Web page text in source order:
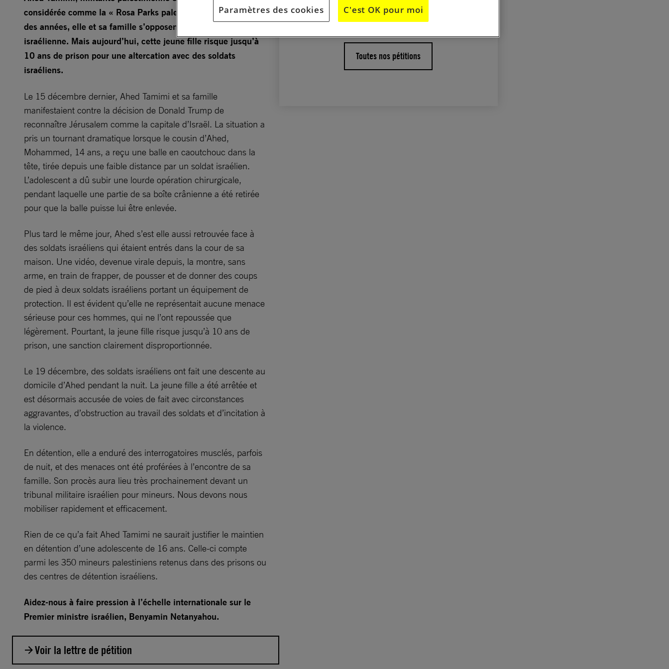
considérée comme la « Rosa Parks palestinienne ». Depuis
des années, elle et sa famille s’opposent à l’occupation
israélienne. Mais aujourd’hui, cette jeune fille risque jusqu’à
10 ans de prison pour une altercation avec des soldats
israéliens.
Le 15 décembre dernier, Ahed Tamimi et sa famille
manifestaient contre la décision de Donald Trump de
reconnaître Jérusalem comme la capitale d’Israël. La situation a
pris un tournant dramatique lorsque le cousin d’Ahed,
Mohammed, 14 ans, a reçu une balle en caoutchouc dans la
tête, tirée depuis une faible distance par un soldat israélien.
L’adolescent a dû subir une lourde opération chirurgicale,
pendant laquelle une partie de sa boîte crânienne a été retirée
pour que la balle puisse lui être enlevée.
Plus tard le même jour, Ahed s’est elle aussi retrouvée face à
des soldats israéliens qui étaient entrés dans la cour de sa
maison. Une vidéo, devenue virale depuis, la montre, sans
arme, en train de frapper, de pousser et de donner des coups
de pied à deux soldats israéliens portant un équipement de
protection. Il est évident qu’elle ne représentait aucune menace
sérieuse pour ces hommes, qui ne l’ont repoussée que
légèrement. Pourtant, la jeune fille risque jusqu’à 10 ans de
prison, une sanction clairement disproportionnée.
Le 19 décembre, des soldats israéliens ont fait une descente au
domicile d’Ahed pendant la nuit. La jeune fille a été arrêtée et
est désormais accusée de voies de fait avec circonstances
aggravantes, d’obstruction au travail des soldats et d’incitation à
la violence.
En détention, elle a enduré des interrogatoires musclés, parfois
de nuit, et des menaces ont été proférées à l’encontre de sa
famille. Son procès aura lieu très prochainement devant un
tribunal militaire israélien pour mineurs. Nous devons nous
mobiliser rapidement et efficacement.
Rien de ce qu’a fait Ahed Tamimi ne saurait justifier le maintien
en détention d’une adolescente de 16 ans. Celle-ci compte
parmi les 350 mineurs palestiniens retenus dans des prisons ou
des centres de détention israéliens.
Aidez-nous à faire pression à l’échelle internationale sur le
Premier ministre israélien, Benyamin Netanyahou.
Voir la lettre de pétition
disponibles.
Toutes nos pétitions
Paramètres des cookies C'est OK pour moi